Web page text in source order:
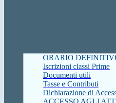
ORARIO
Iscrizioni classi Prime
Documenti utili
Tasse e Contributi
Dichiarazione di